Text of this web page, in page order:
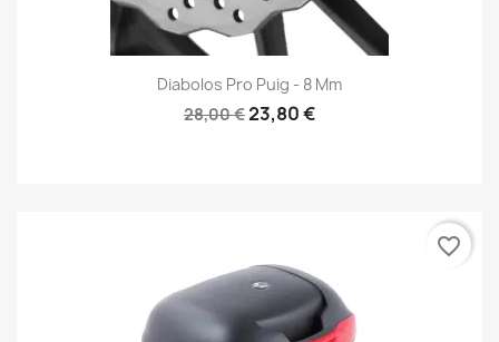
Diabolos Pro Puig - 8 Mm
28,00 €23,80 €
favorite_border